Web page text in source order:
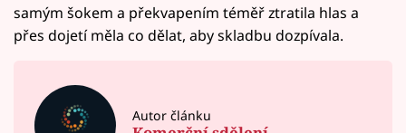
samým šokem a překvapením téměř ztratila hlas a
přes dojetí měla co dělat, aby skladbu dozpívala.
Autor článku